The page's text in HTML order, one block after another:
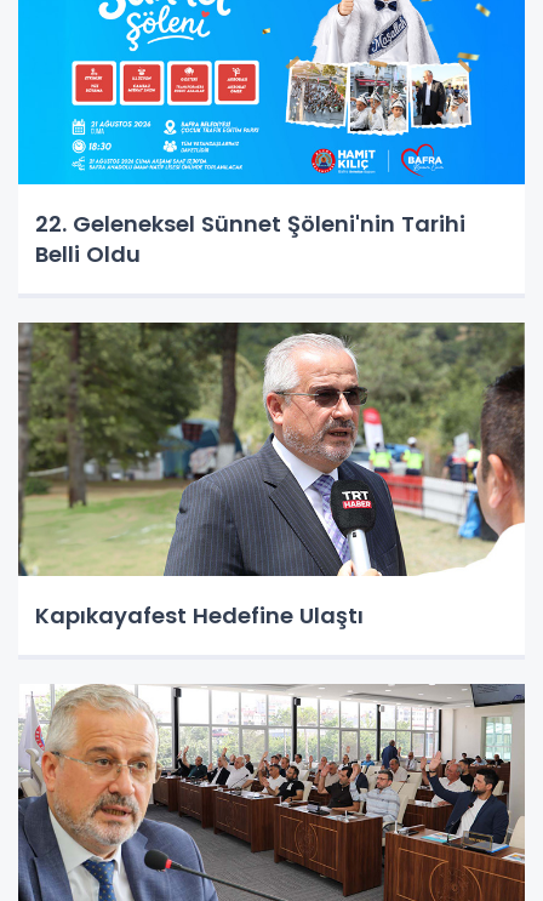
22. Geleneksel Sünnet Şöleni'nin Tarihi
Belli Oldu
Kapıkayafest Hedefine Ulaştı